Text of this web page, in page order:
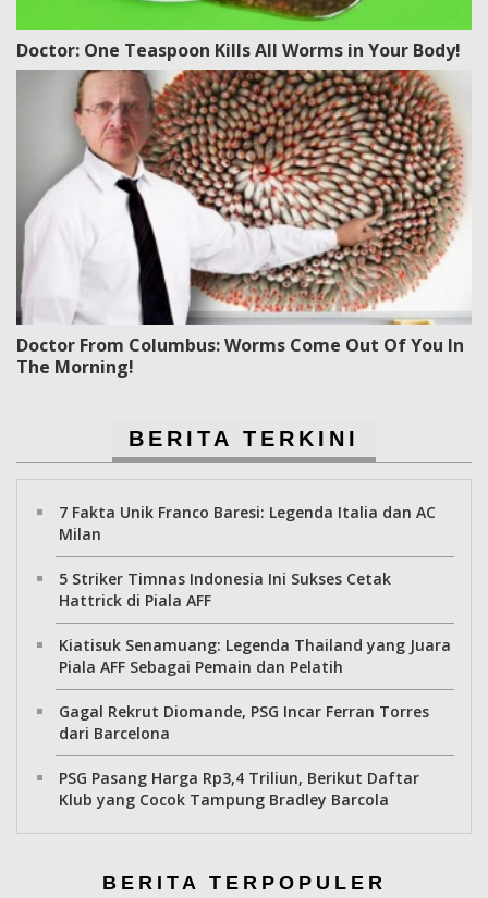
Doctor: One Teaspoon Kills All Worms in Your Body!
Doctor From Columbus: Worms Come Out Of You In
The Morning!
BERITA TERKINI
7 Fakta Unik Franco Baresi: Legenda Italia dan AC
Milan
5 Striker Timnas Indonesia Ini Sukses Cetak
Hattrick di Piala AFF
Kiatisuk Senamuang: Legenda Thailand yang Juara
Piala AFF Sebagai Pemain dan Pelatih
Gagal Rekrut Diomande, PSG Incar Ferran Torres
dari Barcelona
PSG Pasang Harga Rp3,4 Triliun, Berikut Daftar
Klub yang Cocok Tampung Bradley Barcola
BERITA TERPOPULER